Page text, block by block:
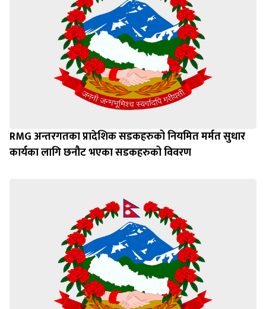
RMG अन्तरगतका प्रादेशिक सडकहरुको नियमित मर्मत सुधार
कार्यका लागि छनौट भएका सडकहरुको विवरण